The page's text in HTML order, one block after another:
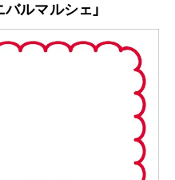
ルマルシェ」